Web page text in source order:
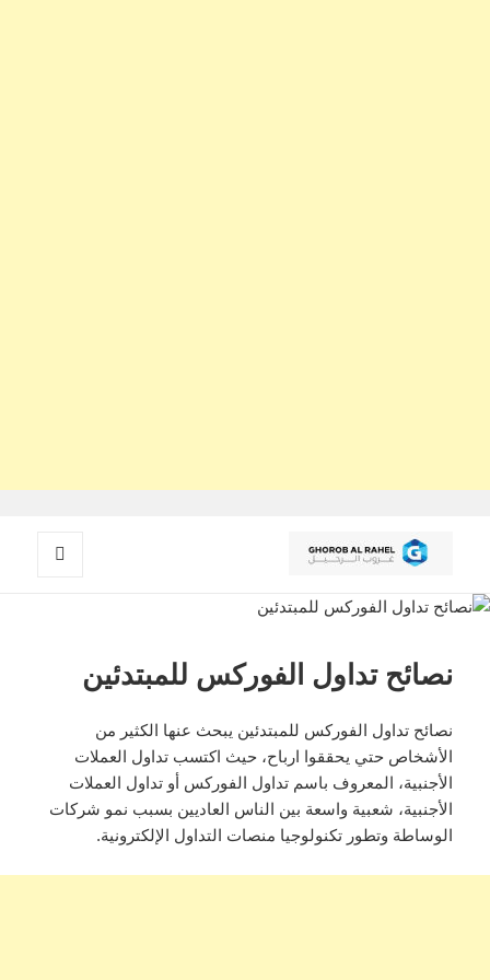
غروب الرحيل
نصائح تداول الفوركس للمبتدئين
نصائح تداول الفوركس للمبتدئين يبحث عنها الكثير من
الأشخاص حتي يحققوا ارباح، حيث اكتسب تداول العملات
الأجنبية، المعروف باسم تداول الفوركس أو تداول العملات
الأجنبية، شعبية واسعة بين الناس العاديين بسبب نمو شركات
الوساطة وتطور تكنولوجيا منصات التداول الإلكترونية.